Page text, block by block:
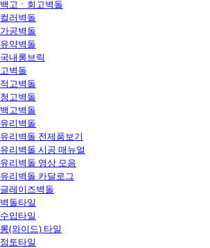
백고ㆍ회고벽돌
컬러벽돌
가공벽돌
유약벽돌
국내롱브릭
고벽돌
적고벽돌
청고벽돌
백고벽돌
유리벽돌
유리벽돌 전제품보기
유리벽돌 시공 매뉴얼
유리벽돌 영상 모음
유리벽돌 카달로그
글레이즈벽돌
벽돌타일
수입타일
롱(와이드) 타일
점토타일